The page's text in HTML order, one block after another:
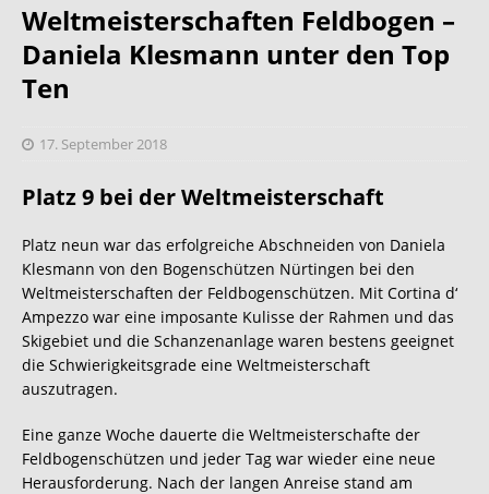
Weltmeisterschaften Feldbogen –
Daniela Klesmann unter den Top
Ten
17. September 2018
Platz 9 bei der Weltmeisterschaft
Platz neun war das erfolgreiche Abschneiden von Daniela
Klesmann von den Bogenschützen Nürtingen bei den
Weltmeisterschaften der Feldbogenschützen. Mit Cortina d‘
Ampezzo war eine imposante Kulisse der Rahmen und das
Skigebiet und die Schanzenanlage waren bestens geeignet
die Schwierigkeitsgrade eine Weltmeisterschaft
auszutragen.
Eine ganze Woche dauerte die Weltmeisterschafte der
Feldbogenschützen und jeder Tag war wieder eine neue
Herausforderung. Nach der langen Anreise stand am